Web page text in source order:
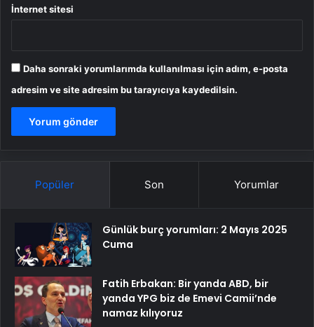
İnternet sitesi
Daha sonraki yorumlarımda kullanılması için adım, e-posta
adresim ve site adresim bu tarayıcıya kaydedilsin.
Popüler Son Yorumlar
Günlük burç yorumları: 2 Mayıs 2025
Cuma
Fatih Erbakan: Bir yanda ABD, bir
yanda YPG biz de Emevi Camii’nde
namaz kılıyoruz